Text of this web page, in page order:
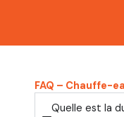
FAQ – Chauffe-
Quelle est la